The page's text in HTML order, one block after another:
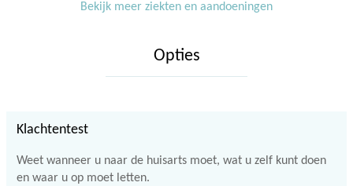
Bekijk meer ziekten en aandoeningen
Opties
Klachtentest
Weet wanneer u naar de huisarts moet, wat u zelf kunt doen
en waar u op moet letten.